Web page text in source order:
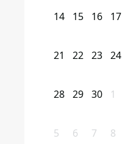
14 15 16 17
21 22 23 24
28 29 30 1
5 6 7 8